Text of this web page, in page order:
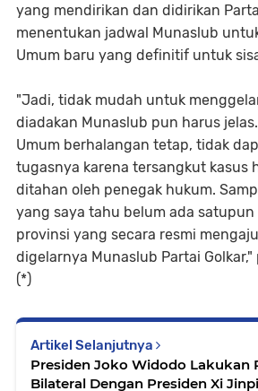
yang mendirikan dan didirikan
menentukan jadwal Munaslub
Umum baru yang definitif untuk
"Jadi, tidak mudah untuk
diadakan Munaslub pun harus
Umum berhalangan tetap, tidak
tugasnya karena tersangkut kasus
ditahan oleh penegak hukum.
yang saya tahu belum ada satupun
provinsi yang secara resmi
digelarnya Munaslub Partai
(*)
Artikel Selanjutnya
Presiden Joko Widodo Lakukan
Bilateral Dengan Presiden Xi